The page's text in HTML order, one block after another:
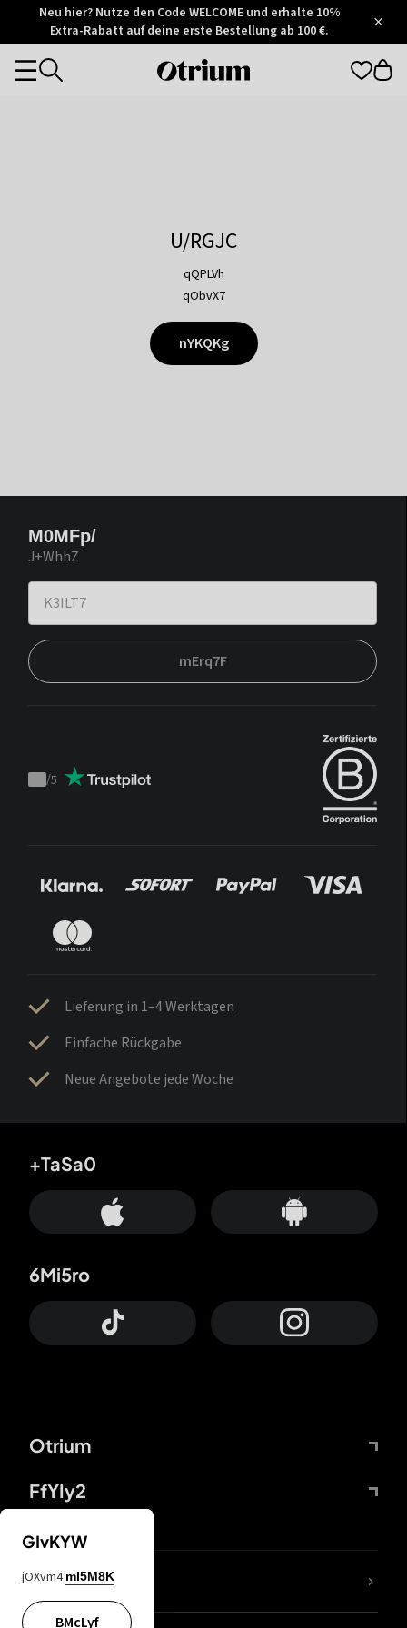
Otrium
Trustpilot
Neu hier? Nutze den Code WELCOME und erhalte 10%
Extra-Rabatt auf deine erste Bestellung ab 100 €.
Otrium
Categories
U/RGJC
qQPLVh
qObvX7
nYKQKg
M0MFp/
J+WhhZ
mErq7F
Trustpilot
/5
Lieferung in 1–4 Werktagen
Einfache Rückgabe
Neue Angebote jede Woche
Otrium
FfYIy2
+TaSa0
6Mi5ro
DDcvSo
GIvKYW
jOXvm4 mI5M8K
BMcLyf